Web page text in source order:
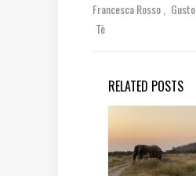
Francesca Rosso Gusto
Tè
RELATED POSTS